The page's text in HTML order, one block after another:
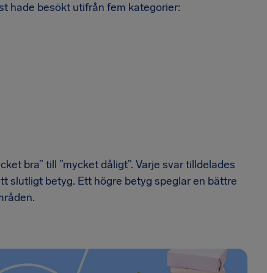
hade besökt utifrån fem kategorier:
bra” till ”mycket dåligt”. Varje svar tilldelades
slutligt betyg. Ett högre betyg speglar en bättre